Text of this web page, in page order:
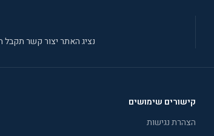
נציג האתר יצור קשר תקבל
קישורים שימושים
הצהרת נגישות